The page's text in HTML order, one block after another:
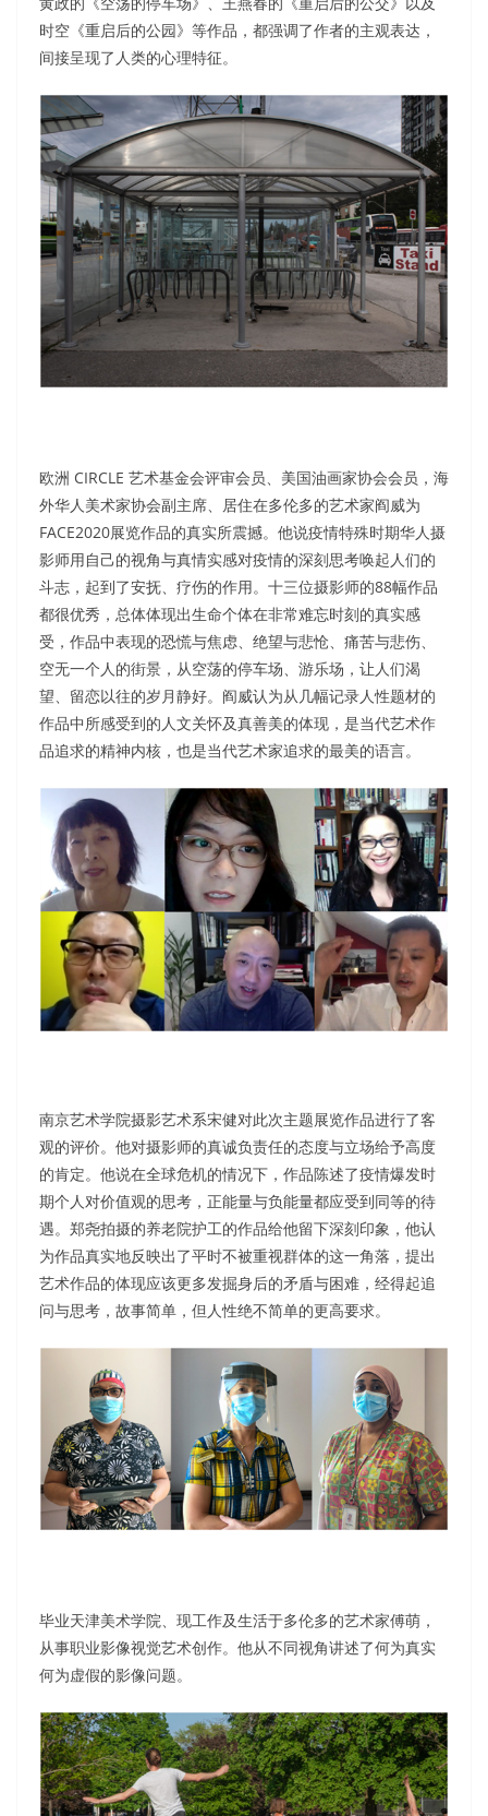
时空《重启后的公园》等作品，都强调了作者的主观表达，
间接呈现了人类的心理特征。
欧洲 CIRCLE 艺术基金会评审会员、美国油画家协会会员，海
外华人美术家协会副主席、居住在多伦多的艺术家阎威为
FACE2020展览作品的真实所震撼。他说疫情特殊时期华人摄
影师用自己的视角与真情实感对疫情的深刻思考唤起人们的
斗志，起到了安抚、疗伤的作用。十三位摄影师的88幅作品
都很优秀，总体体现出生命个体在非常难忘时刻的真实感
受，作品中表现的恐慌与焦虑、绝望与悲怆、痛苦与悲伤、
空无一个人的街景，从空荡的停车场、游乐场，让人们渴
望、留恋以往的岁月静好。阎威认为从几幅记录人性题材的
作品中所感受到的人文关怀及真善美的体现，是当代艺术作
品追求的精神内核，也是当代艺术家追求的最美的语言。
南京艺术学院摄影艺术系宋健对此次主题展览作品进行了客
观的评价。他对摄影师的真诚负责任的态度与立场给予高度
的肯定。他说在全球危机的情况下，作品陈述了疫情爆发时
期个人对价值观的思考，正能量与负能量都应受到同等的待
遇。郑尧拍摄的养老院护工的作品给他留下深刻印象，他认
为作品真实地反映出了平时不被重视群体的这一角落，提出
艺术作品的体现应该更多发掘身后的矛盾与困难，经得起追
问与思考，故事简单，但人性绝不简单的更高要求。
毕业天津美术学院、现工作及生活于多伦多的艺术家傅萌，
从事职业影像视觉艺术创作。他从不同视角讲述了何为真实
何为虚假的影像问题。